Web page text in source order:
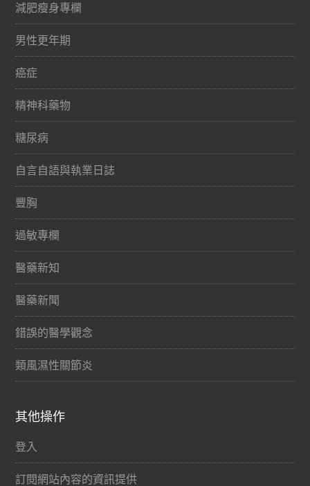
減肥瘦身專欄
男性更年期
癌症
精神科藥物
糖尿病
自言自語與執業日誌
豐胸
過敏專欄
醫藥新知
醫藥新聞
錯誤的醫學觀念
類風濕性關節炎
其他操作
登入
訂閱網站內容的資訊提供